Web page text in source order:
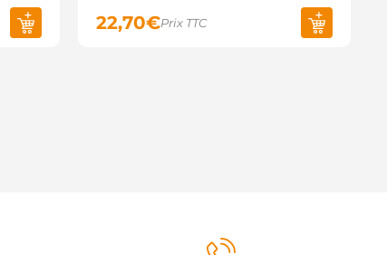
22,70€Prix TTC